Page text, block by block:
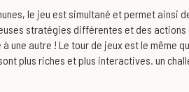
le jeu est simultané et permet ainsi
stratégies différentes et des
une autre ! Le tour de jeux est le même
plus riches et plus interactives. un